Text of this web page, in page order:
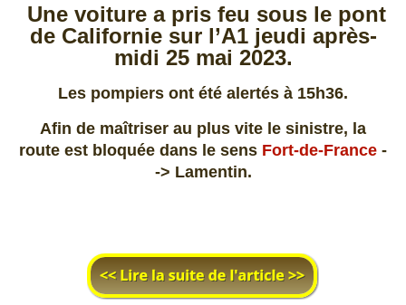
Une voiture a pris feu sous le pont
de Californie sur l’A1 jeudi après-
midi 25 mai 2023.
Les pompiers ont été alertés à 15h36.
Afin de maîtriser au plus vite le sinistre, la
route est bloquée dans le sens Fort-de-France -
-> Lamentin.